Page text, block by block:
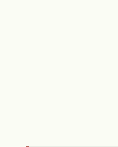
Tatra